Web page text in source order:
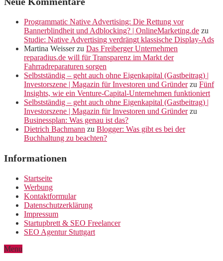
Programmatic Native Advertising: Die Rettung vor
Bannerblindheit und Adblocking? | OnlineMarketing.de zu
Studie: Native Advertising verdrängt klassische Display-Ads
Martina Weisserzu Das Freiberger Unternehmen
reparadius.de will für Transparenz im Markt der
Fahrradreparaturen sorgen
Selbstständig – geht auch ohne Eigenkapital (Gastbeitrag) |
Investorszene | Magazin für Investoren und Gründerzu Fünf
Insights, wie ein Venture-Capital-Unternehmen funktioniert
Selbstständig – geht auch ohne Eigenkapital (Gastbeitrag) |
Investorszene | Magazin für Investoren und Gründerzu
Businessplan: Was genau ist das?
Dietrich Bachmann zu Blogger: Was gibt es bei der
Buchhaltung zu beachten?
Informationen
Startseite
Werbung
Kontaktformular
Datenschutzerklärung
Impressum
Startupbrett & SEO Freelancer
SEO Agentur Stuttgart
Menu